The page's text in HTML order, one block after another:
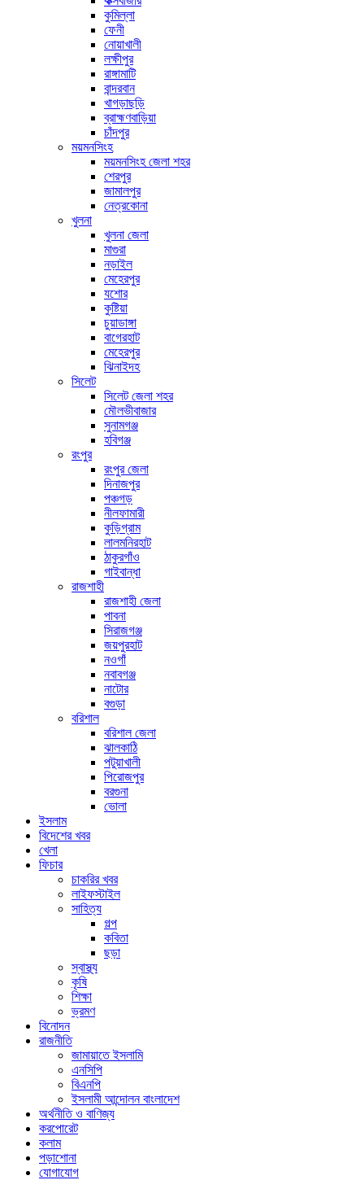
কুমিল্লা
ফেনী
নোয়াখালী
লক্ষীপুর
রাঙ্গামাটি
বান্দরবান
খাগড়াছড়ি
ব্রাহ্মণবাড়িয়া
চাঁদপুর
ময়মনসিংহ
ময়মনসিংহ জেলা শহর
শেরপুর
জামালপুর
নেত্রকোনা
খুলনা
খুলনা জেলা
মাগুরা
নড়াইল
মেহেরপুর
যশোর
কুষ্টিয়া
চুয়াডাঙ্গা
বাগেরহাট
মেহেরপুর
ঝিনাইদহ
সিলেট
সিলেট জেলা শহর
মৌলভীবাজার
সুনামগঞ্জ
হবিগঞ্জ
রংপুর
রংপুর জেলা
দিনাজপুর
পঞ্চগড়
নীলফামারী
কুড়িগ্রাম
লালমনিরহাট
ঠাকুরগাঁও
গাইবান্ধা
রাজশাহী
রাজশাহী জেলা
পাবনা
সিরাজগঞ্জ
জয়পুরহাট
নওগাঁ
নবাবগঞ্জ
নাটোর
বগুড়া
বরিশাল
বরিশাল জেলা
ঝালকাঠি
পটুয়াখালী
পিরোজপুর
বরগুনা
ভোলা
ইসলাম
বিদেশের খবর
খেলা
ফিচার
চাকরির খবর
লাইফস্টাইল
সাহিত্য
গল্প
কবিতা
ছড়া
স্বাস্থ্য
কৃষি
শিক্ষা
ভ্রমণ
বিনোদন
রাজনীতি
জামায়াতে ইসলামি
এনসিপি
বিএনপি
ইসলামী আন্দোলন বাংলাদেশ
অর্থনীতি ও বাণিজ্য
করপোরেট
কলাম
পড়াশোনা
যোগাযোগ